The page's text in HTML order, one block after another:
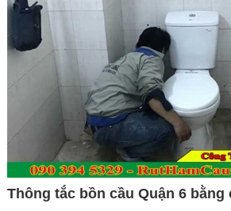
Thông tắc bồn cầu Quận 6 bằng